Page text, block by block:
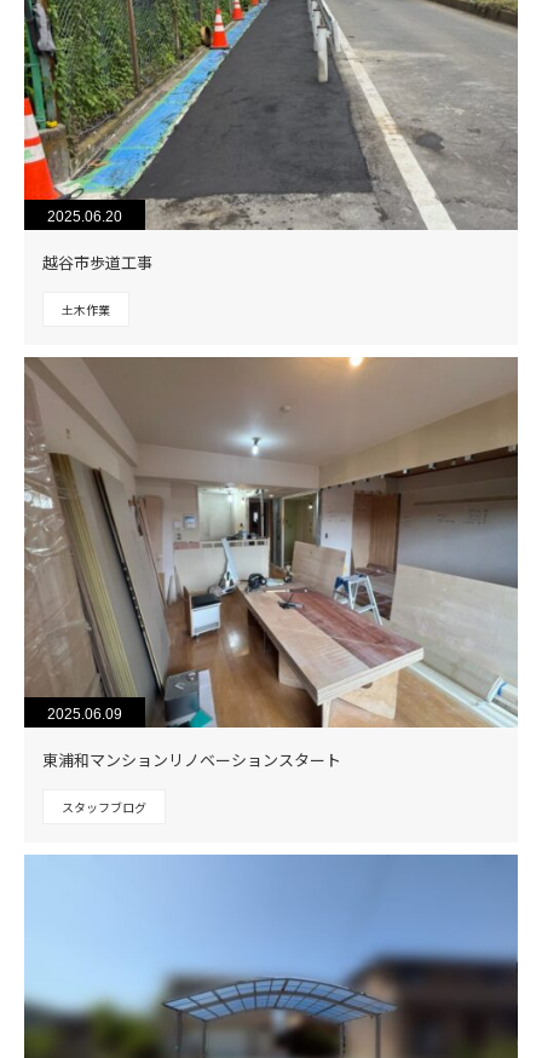
2025.06.20
越谷市歩道工事
土木作業
2025.06.09
東浦和マンションリノベーションスタート
スタッフブログ